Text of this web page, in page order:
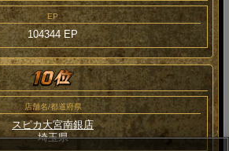
EP
104344 EP
店舗名/都道府県
スピカ大宮南銀店
埼玉県